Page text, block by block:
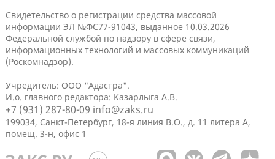
Свидетельство о регистрации средства массовой
информации ЭЛ №ФС77-91043, выданное 10.03.2026
Федеральной службой по надзору в сфере связи,
информационных технологий и массовых коммуникаций
(Роскомнадзор).
Учредитель: ООО "Адастра".
И.о. главного редактора: Казарлыга А.В.
+7 (931) 287-80-09 info@zaks.ru
199034, Санкт-Петербург, 18-я линия В.О., д. 11 литера А,
помещ. 3-н, офис 1